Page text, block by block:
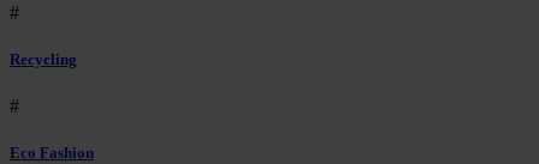
#
Recycling
#
Eco Fashion